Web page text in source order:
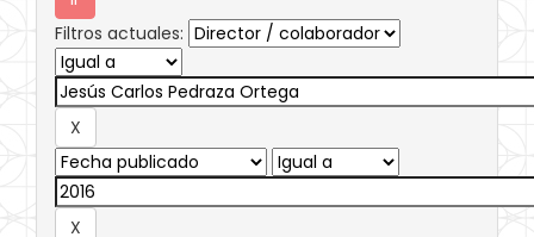
Filtros actuales: